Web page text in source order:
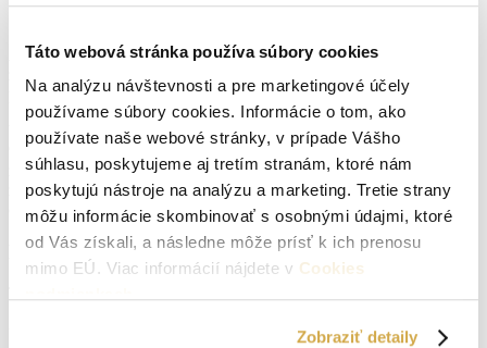
Táto webová stránka používa súbory cookies
Na analýzu návštevnosti a pre marketingové účely
používame súbory cookies. Informácie o tom, ako
používate naše webové stránky, v prípade Vášho
súhlasu, poskytujeme aj tretím stranám, ktoré nám
poskytujú nástroje na analýzu a marketing. Tretie strany
môžu informácie skombinovať s osobnými údajmi, ktoré
od Vás získali, a následne môže prísť k ich prenosu
mimo EÚ. Viac informácií nájdete v Cookies
Zobraziť detaily
Ak hľadáte veľký pozemok v pokojnom prostredí s existujúcim
príležitosťou.
V prípade záujmu o obhliadku ma kontaktujte na tel.č. 0948-514-
960, l.pestova@hestiareal.sk, kľudne aj cez víkend. V cene je
zahrnutý právny aj hypotekárny servis, vypracovanie kúpnych
zmlúv, overovanie podpisov, kolky na kataster. Prepis energií a
odovzdanie nehnuteľnosti.
Parametre nehnuteľnosti